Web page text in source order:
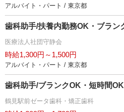
アルバイト・パート / 東京都
歯科助手/扶養内勤務OK・ブラン
医療法人社団守静会
時給1,300円～1,500円
アルバイト・パート / 東京都
歯科助手/ブランクOK・短時間OK
鶴見駅前ゼータ歯科・矯正歯科